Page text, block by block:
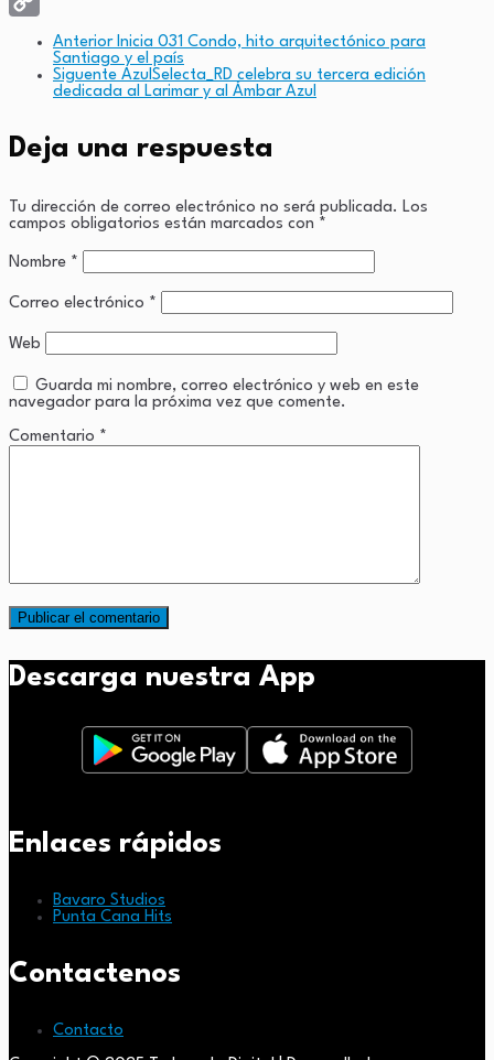
Anterior Inicia 031 Condo, hito arquitectónico para
Santiago y el país
Siguente AzulSelecta_RD celebra su tercera edición
dedicada al Larimar y al Ámbar Azul
Deja una respuesta
Tu dirección de correo electrónico no será publicada. Los
campos obligatorios están marcados con *
Nombre *
Correo electrónico *
Web
Guarda mi nombre, correo electrónico y web en este
navegador para la próxima vez que comente.
Comentario *
Descarga nuestra App
Enlaces rápidos
Bavaro Studios
Punta Cana Hits
Contactenos
Contacto